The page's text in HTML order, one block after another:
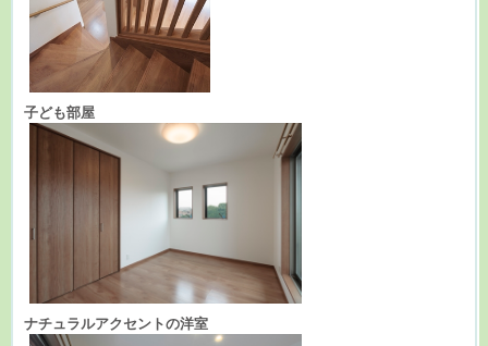
子ども部屋
ナチュラルアクセントの洋室